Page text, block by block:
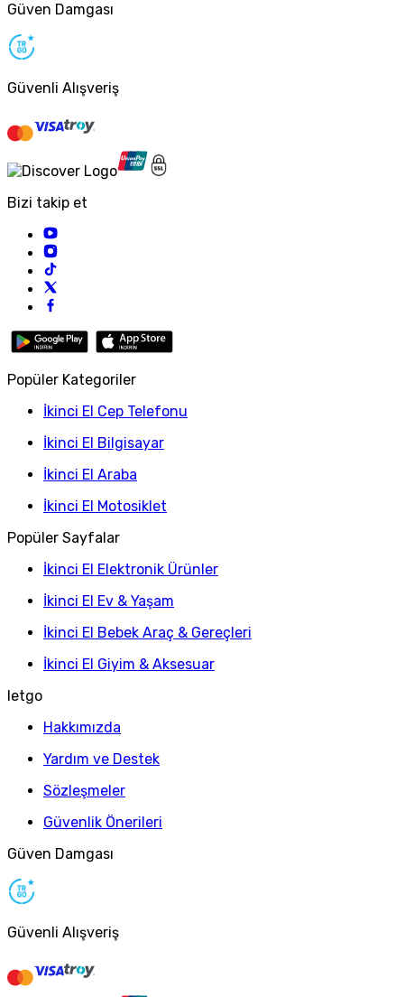
Güven Damgası
Güvenli Alışveriş
Bizi takip et
Popüler Kategoriler
İkinci El Cep Telefonu
İkinci El Bilgisayar
İkinci El Araba
İkinci El Motosiklet
Popüler Sayfalar
İkinci El Elektronik Ürünler
İkinci El Ev & Yaşam
İkinci El Bebek Araç & Gereçleri
İkinci El Giyim & Aksesuar
letgo
Hakkımızda
Yardım ve Destek
Sözleşmeler
Güvenlik Önerileri
Güven Damgası
Güvenli Alışveriş